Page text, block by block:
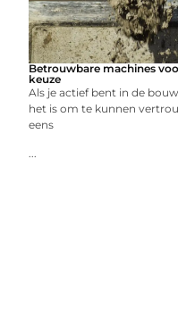
Betrouwbare machines
keuze
Als je actief bent in de
het is om te kunnen
eens
...